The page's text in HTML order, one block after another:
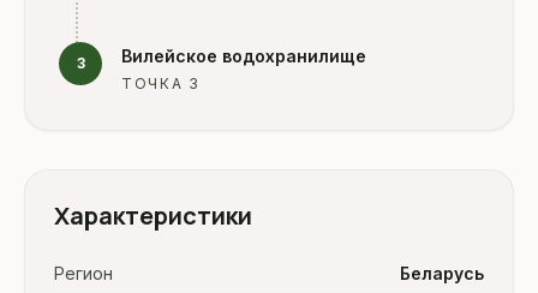
3 Вилейское водохранилище
ТОЧКА 3
Характеристики
Регион Беларусь